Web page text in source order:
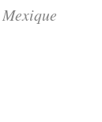
Mexique